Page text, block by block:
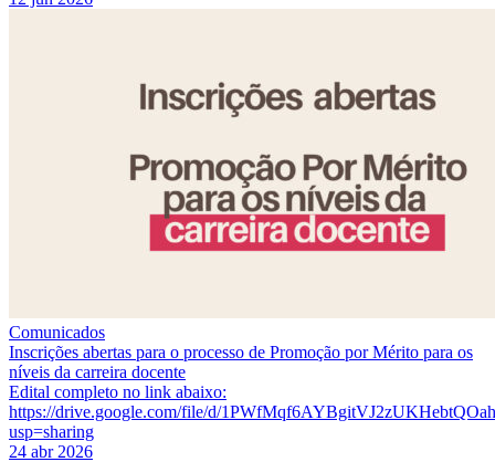
Comunicados
Inscrições abertas para o processo de Promoção por Mérito para os
níveis da carreira docente
Edital completo no link abaixo:
https://drive.google.com/file/d/
usp=sharing
24 abr 2026